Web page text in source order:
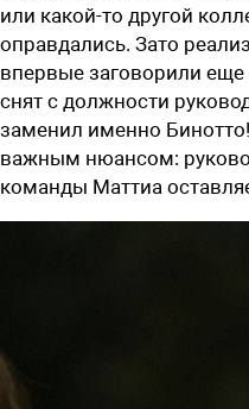
или какой-то другой
оправдались. Зато
впервые заговорили
снят с должности
заменил именно
важным нюансом:
команды Маттиа